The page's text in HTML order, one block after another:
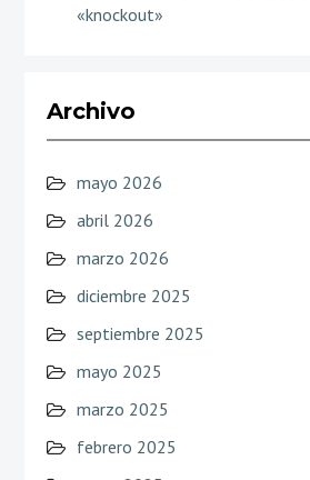
«knockout»
Archivo
mayo 2026
abril 2026
marzo 2026
diciembre 2025
septiembre 2025
mayo 2025
marzo 2025
febrero 2025